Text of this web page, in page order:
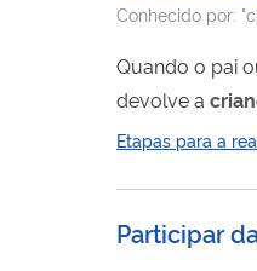
Conhecido por:
Quando o pai
devolve a
de
Etapas para a
Participar